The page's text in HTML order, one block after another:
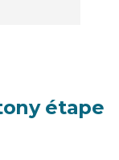
étape